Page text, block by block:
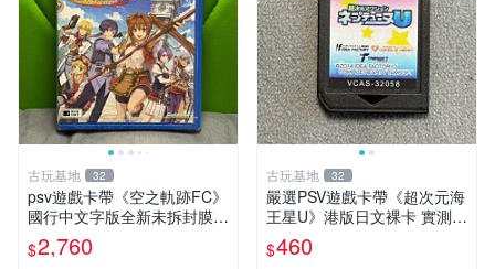
古玩基地 32
psv遊戲卡帶《空之軌跡FC》
國行中文字版全新未拆封膜有
輕微使用痕跡嚴選推薦適合收
藏 歲月痕跡 二手 psv 游戲卡
$2,760
古玩基地 32
嚴選PSV遊戲卡帶《超次元海
王星U》港版日文裸卡 實測暢
玩 索尼專屬 psv psv游戲 psv
游戲卡帶
$460